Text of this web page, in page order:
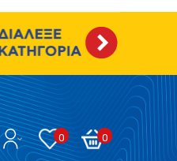
0
0